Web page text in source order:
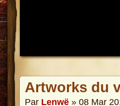
Artworks du
Par Lenwë » 08 Mar